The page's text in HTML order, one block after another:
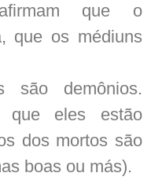
que o
que os médiuns
são demônios.
que eles estão
dos mortos são
boas ou más).